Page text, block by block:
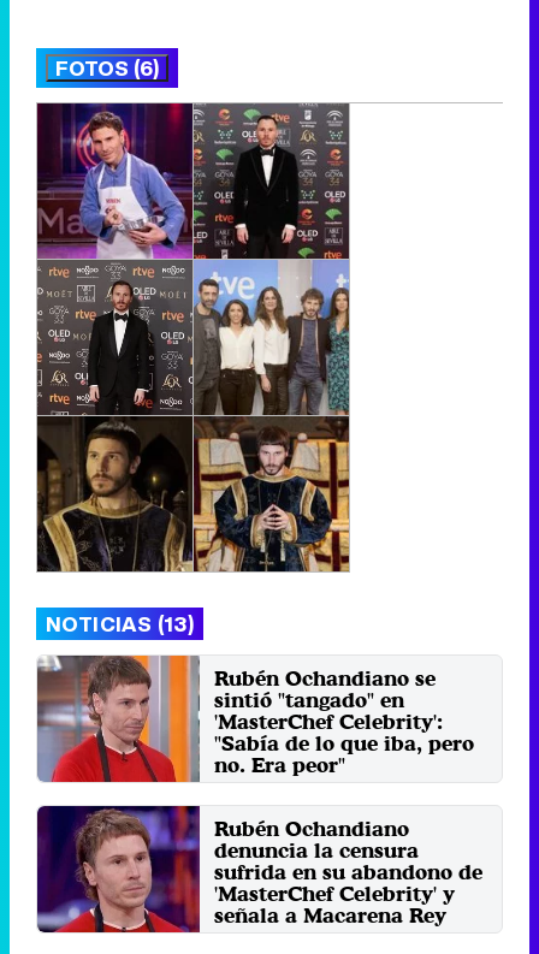
FOTOS (6)
NOTICIAS (13)
Rubén Ochandiano se
sintió "tangado" en
'MasterChef Celebrity':
"Sabía de lo que iba, pero
no. Era peor"
Martes 8 Octubre 2024 17:22
Rubén Ochandiano
denuncia la censura
sufrida en su abandono de
'MasterChef Celebrity' y
señala a Macarena Rey
Martes 1 Octubre 2024 18:09